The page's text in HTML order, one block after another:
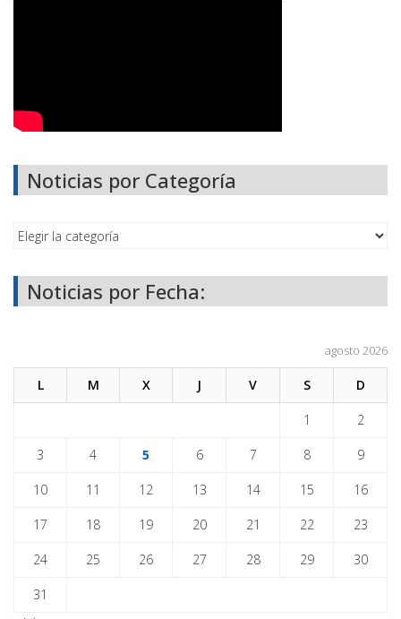
Noticias por Categoría
Noticias por Fecha:
agosto 2026
L M X J V S D
1 2
3 4 5 6 7 8 9
10 11 12 13 14 15 16
17 18 19 20 21 22 23
24 25 26 27 28 29 30
31